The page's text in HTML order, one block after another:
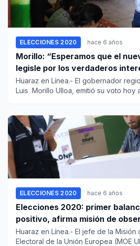
ELECCIONES 2020 hace 6 años
Morillo: “Esperamos que el
legisle por los verdaderos
Huaraz en Línea.- El gobernador
Luis Morillo Ulloa, emitió su voto hoy
ELECCIONES 2020 hace 6 años
Elecciones 2020: primer
positivo, afirma misión de
UE
Huaraz en Línea.- El jefe de la Misión
Electoral de la Unión Europea (MOE